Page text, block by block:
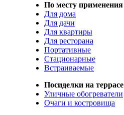
По месту применения
Для дома
Для дачи
Для квартиры
Для ресторана
Портативные
Стационарные
Встраиваемые
Посиделки на террасе
Уличные обогреватели
Очаги и костровища